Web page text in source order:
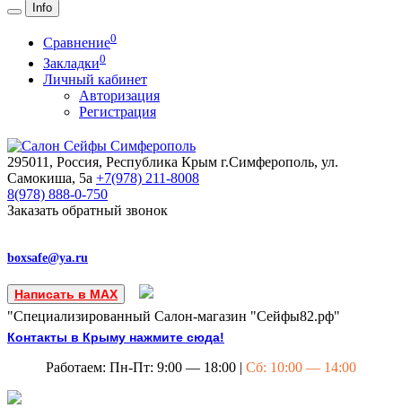
Info
Сравнение0
Закладки0
Личный кабинет
Авторизация
Регистрация
295011, Россия, Республика Крым г.Симферополь, ул.
Самокиша, 5а +7(978) 211-8008
8(978) 888-0-750
Заказать обратный звонок
boxsafe@ya.ru
Написать в MAX
"Специализированный Салон-магазин "Сейфы82.рф"
Контакты в Крыму нажмите сюда!
Работаем: Пн-Пт: 9:00 — 18:00 | Сб: 10:00 — 14:00